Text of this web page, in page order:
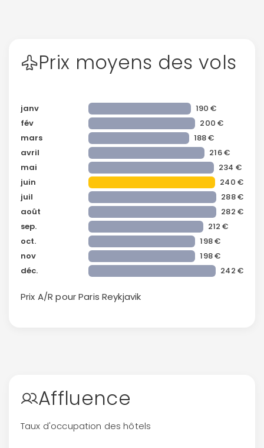
Prix moyens des vols
janv
190 €
fév
200 €
mars
188 €
avril
216 €
mai
234 €
juin
240 €
juil
288 €
août
282 €
sep.
212 €
oct.
198 €
nov
198 €
déc.
242 €
Prix A/R pour Paris Reykjavik
Affluence
Taux d'occupation des hôtels